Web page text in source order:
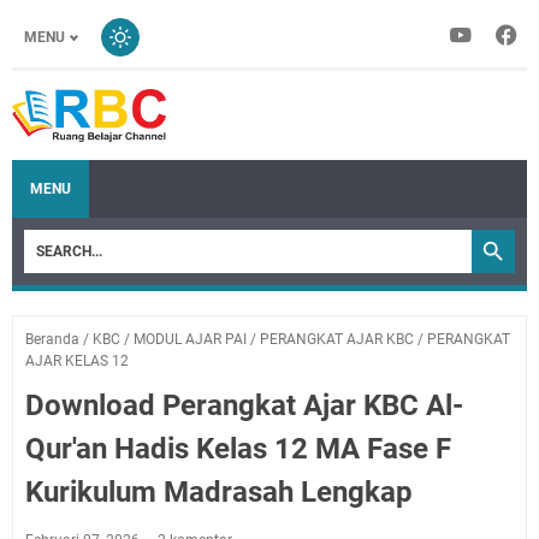
MENU
MENU
Beranda / KBC / MODUL AJAR PAI / PERANGKAT AJAR KBC / PERANGKAT
AJAR KELAS 12
Download Perangkat Ajar KBC Al-
Qur'an Hadis Kelas 12 MA Fase F
Kurikulum Madrasah Lengkap